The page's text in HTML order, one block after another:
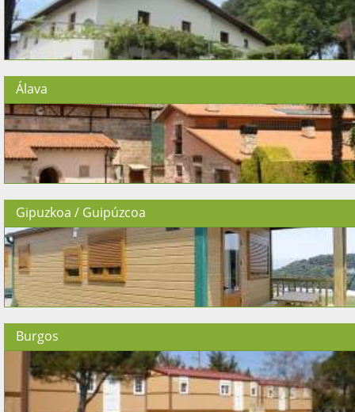
Álava
Gipuzkoa / Guipúzcoa
Burgos